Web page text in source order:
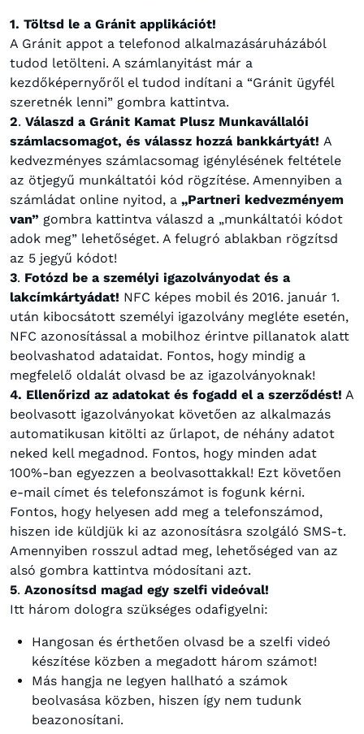
1. Töltsd le a Gránit applikációt!
A Gránit appot a telefonod alkalmazásáruházából
tudod letölteni. A számlanyitást már a
kezdőképernyőről el tudod indítani a “Gránit ügyfél
szeretnék lenni” gombra kattintva.
2. Válaszd a Gránit Kamat Plusz Munkavállalói
számlacsomagot, és válassz hozzá bankkártyát! A
kedvezményes számlacsomag igénylésének feltétele
az ötjegyű munkáltatói kód rögzítése. Amennyiben a
számládat online nyitod, a „Partneri kedvezményem
van” gombra kattintva válaszd a „munkáltatói kódot
adok meg” lehetőséget. A felugró ablakban rögzítsd
az 5 jegyű kódot!
3. Fotózd be a személyi igazolványodat és a
lakcímkártyádat! NFC képes mobil és 2016. január 1.
után kibocsátott személyi igazolvány megléte esetén,
NFC azonosítással a mobilhoz érintve pillanatok alatt
beolvashatod adataidat. Fontos, hogy mindig a
megfelelő oldalát olvasd be az igazolványoknak!
4. Ellenőrizd az adatokat és fogadd el a szerződést! A
beolvasott igazolványokat követően az alkalmazás
automatikusan kitölti az űrlapot, de néhány adatot
neked kell megadnod. Fontos, hogy minden adat
100%-ban egyezzen a beolvasottakkal! Ezt követően
e-mail címet és telefonszámot is fogunk kérni.
Fontos, hogy helyesen add meg a telefonszámod,
hiszen ide küldjük ki az azonosításra szolgáló SMS-t.
Amennyiben rosszul adtad meg, lehetőséged van az
alsó gombra kattintva módosítani azt.
5. Azonosítsd magad egy szelfi videóval!
Itt három dologra szükséges odafigyelni:
Hangosan és érthetően olvasd be a szelfi videó
készítése közben a megadott három számot!
Más hangja ne legyen hallható a számok
beolvasása közben, hiszen így nem tudunk
beazonosítani.